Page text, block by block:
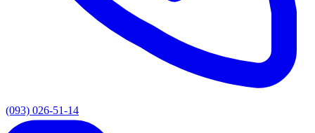
(093) 026-51-14